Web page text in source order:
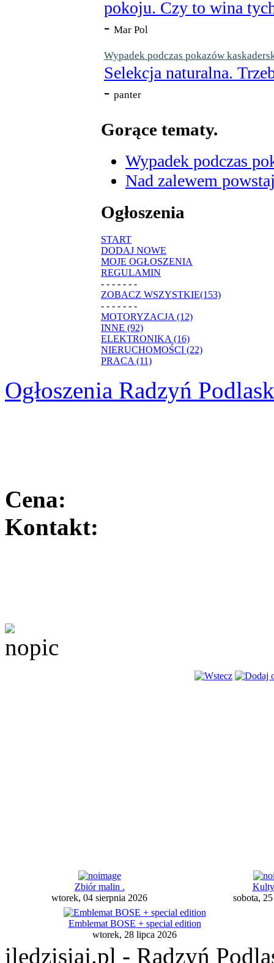
pokoju. Czy to wina
- Mar Pol
Wypadek podczas pokazów
Selekcja naturalna.
- panter
Gorące tematy.
Wypadek podczas
Nad zalewem
Ogłoszenia
START
DODAJ NOWE
MOJE OGŁOSZENIA
REGULAMIN
- - - - - - -
ZOBACZ WSZYSTKIE(153)
- - - - - - -
MOTORYZACJA (12)
INNE (92)
ELEKTRONIKA (16)
NIERUCHOMOŚCI (22)
PRACA (11)
Ogłoszenia Radzyń
Cena:
Kontakt:
Zbiór malin .
wtorek, 04 sierpnia 2026
sobota,
Emblemat BOSE + special edition
wtorek, 28 lipca 2026
iledzisiaj.pl - Radzyń